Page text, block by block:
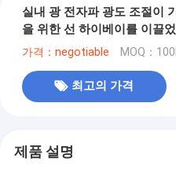
실내 광 전자파 광도 조절이
을 위한 선 하이베이를 이끌
가격：negotiable MOQ：
최고의 가격
제품 설명